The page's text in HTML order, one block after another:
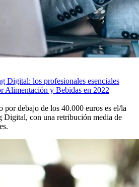
Digital: los profesionales esenciales
Alimentación y Bebidas en 2022
debajo de los 40.000 euros es el/la
Digital, con una retribución media de